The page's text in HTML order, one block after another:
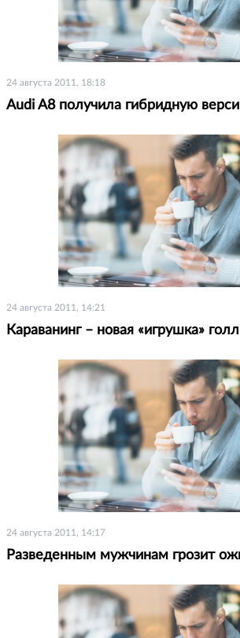
24 августа 2011, 18:18
Audi A8 получила гибридную
24 августа 2011, 14:21
Караванинг – новая «игрушка»
24 августа 2011, 14:17
Разведенным мужчинам грозит